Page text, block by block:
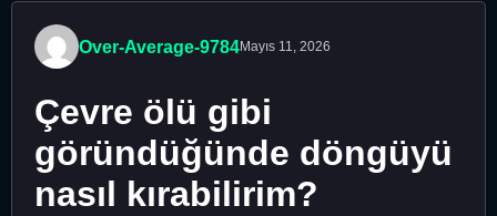
Over-Average-9784Mayıs 11, 2026
Çevre ölü gibi
göründüğünde döngüyü
nasıl kırabilirim?